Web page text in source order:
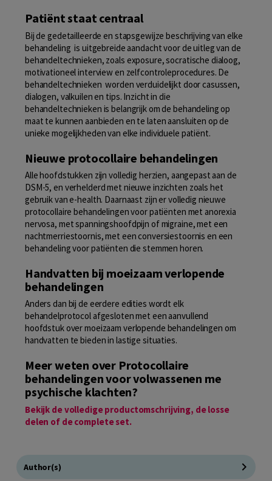
Patiënt staat centraal
Bij de gedetailleerde en stapsgewijze beschrijving van elke
behandeling is uitgebreide aandacht voor de uitleg van de
behandeltechnieken, zoals exposure, socratische dialoog,
motivationeel interview en zelfcontroleprocedures. De
behandeltechnieken worden verduidelijkt door casussen,
dialogen, valkuilen en tips. Inzicht in die
behandeltechnieken is belangrijk om de behandeling op
maat te kunnen aanbieden en te laten aansluiten op de
unieke mogelijkheden van elke individuele patiënt.
Nieuwe protocollaire behandelingen
Alle hoofdstukken zijn volledig herzien, aangepast aan de
DSM-5, en verhelderd met nieuwe inzichten zoals het
gebruik van e-health. Daarnaast zijn er volledig nieuwe
protocollaire behandelingen voor patiënten met anorexia
nervosa, met spanningshoofd­pijn of migraine, met een
nachtmerriestoornis, met een conversiestoornis en een
behandeling voor patiënten die stemmen horen.
Handvatten bij moeizaam verlopende
behandelingen
Anders dan bij de eerdere edities wordt elk
behandelprotocol afgesloten met een aanvullend
hoofdstuk over moeizaam verlopende behandelingen om
handvatten te bieden in lastige situaties.
Meer weten over Protocollaire
behandelingen voor volwassenen me
psychische klachten?
Bekijk de volledige productomschrijving, de losse
delen of de complete set.
Author(s)